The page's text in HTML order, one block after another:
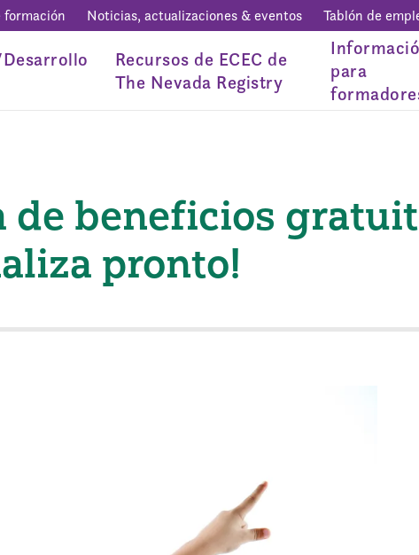
formación Noticias, actualizaciones & eventos Tablón de
Recursos de ECEC de
The Nevada Registry
para
de beneficios
pronto!